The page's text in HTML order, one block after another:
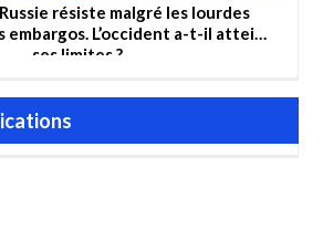
résiste malgré les lourdes
embargos. L’occident a-t-il atteint
ses limites ?